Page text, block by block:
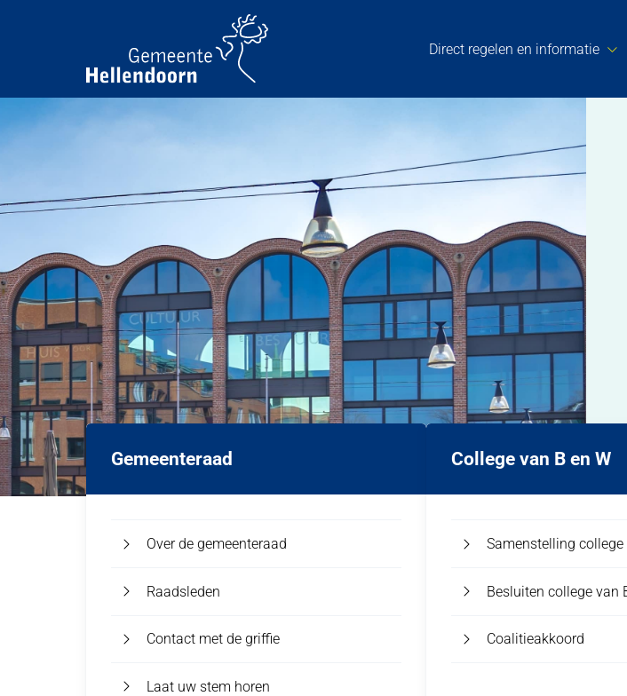
Direct regelen en informatie
Gemeenteraad
Over de gemeenteraad
Raadsleden
Contact met de griffie
Laat uw stem horen
College van B en W
Samenstelling college
Besluiten college van
Coalitieakkoord